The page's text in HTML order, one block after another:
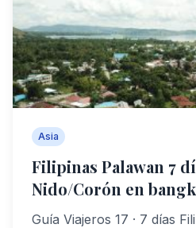
Asia
Filipinas Palawan 7
Nido/Corón en
Guía Viajeros 17 · 7 días